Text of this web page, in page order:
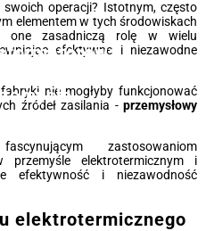
energetycznej
operacji? Istotnym, często
elementem w tych środowiskach
one zasadniczą rolę w wielu
efektywne i niezawodne
nie mogłyby funkcjonować
źródeł zasilania - przemysłowy
zastosowaniom
przemyśle elektrotermicznym i
efektywność i niezawodność
elektrotermicznego